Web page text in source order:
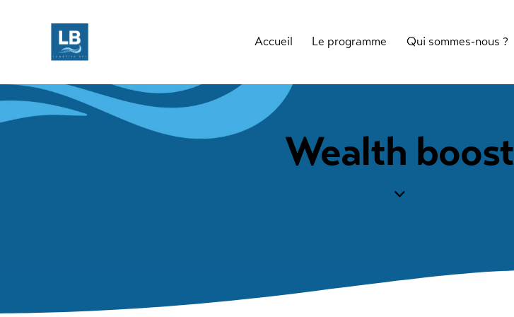
Accueil Le programme Qui sommes-nous ?
Wealth boost